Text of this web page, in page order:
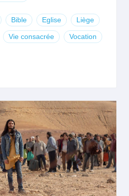
Bible Eglise Liège
Vie consacrée Vocation